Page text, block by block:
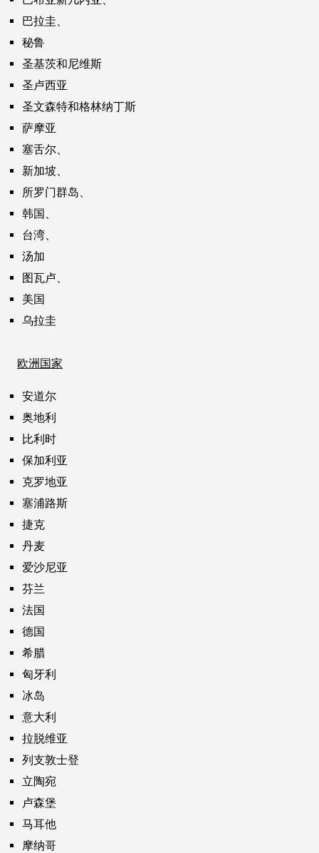
巴拉圭、
秘鲁
圣基茨和尼维斯
圣卢西亚
圣文森特和格林纳丁斯
萨摩亚
塞舌尔、
新加坡、
所罗门群岛、
韩国、
台湾、
汤加
图瓦卢、
美国
乌拉圭
欧洲国家
安道尔
奥地利
比利时
保加利亚
克罗地亚
塞浦路斯
捷克
丹麦
爱沙尼亚
芬兰
法国
德国
希腊
匈牙利
冰岛
意大利
拉脱维亚
列支敦士登
立陶宛
卢森堡
马耳他
摩纳哥